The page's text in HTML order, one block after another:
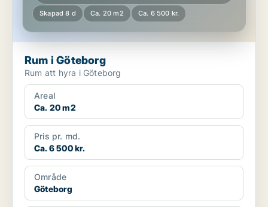
Skapad 8 d Ca. 20 m2 Ca. 6 500 kr.
Rum i Göteborg
Rum att hyra i Göteborg
Areal
Ca. 20 m2
Pris pr. md.
Ca. 6 500 kr.
Område
Göteborg